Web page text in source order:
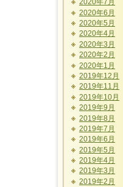
2020年7月
2020年6月
2020年5月
2020年4月
2020年3月
2020年2月
2020年1月
2019年12月
2019年11月
2019年10月
2019年9月
2019年8月
2019年7月
2019年6月
2019年5月
2019年4月
2019年3月
2019年2月